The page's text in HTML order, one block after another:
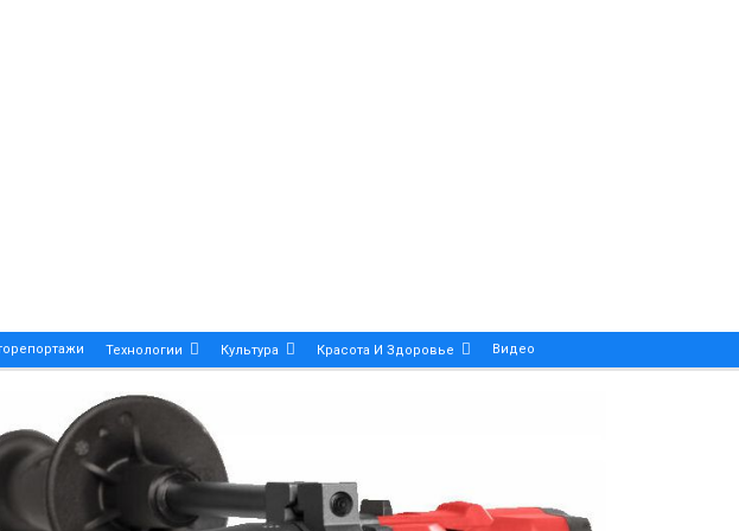
Технологии Культура Красота И Здоровье Видео
DATE – A True Symbol Of Elegance And Precision